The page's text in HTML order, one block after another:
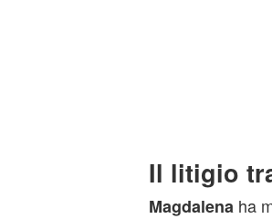
piano di
Il litigio
Magdalena ha